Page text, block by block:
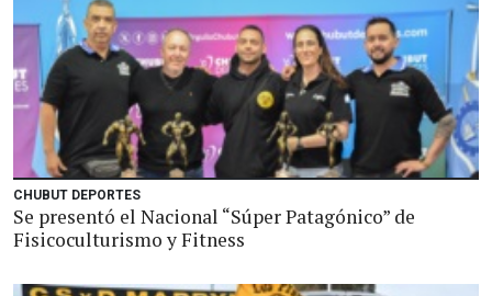
CHUBUT DEPORTES
Se presentó el Nacional “Súper Patagónico” de
Fisicoculturismo y Fitness